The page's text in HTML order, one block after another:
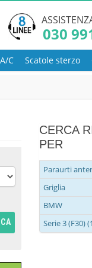
030
C Scatole sterzo
CERCA
PER
Paraurti
Griglia
BMW
Serie 3 (F30)